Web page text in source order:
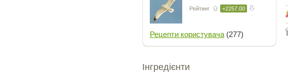
Рейтинг +2257.00
Рецепти користувача(277)
Інгредієнти